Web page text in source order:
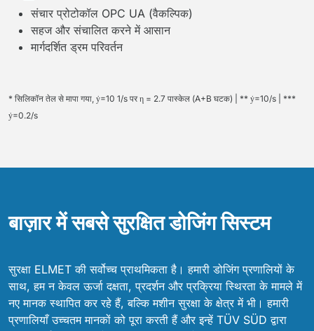
संचार प्रोटोकॉल OPC UA (वैकल्पिक)
सहज और संचालित करने में आसान
मार्गदर्शित ड्रम परिवर्तन
* सिलिकॉन तेल से मापा गया, ẏ=10 1/s पर η = 2.7 पास्केल (A+B घटक) | ** ẏ=10/s | ***
ẏ=0.2/s
बाज़ार में सबसे सुरक्षित डोजिंग सिस्टम
सुरक्षा ELMET की सर्वोच्च प्राथमिकता है। हमारी डोजिंग प्रणालियों के
साथ, हम न केवल ऊर्जा दक्षता, प्रदर्शन और प्रक्रिया स्थिरता के मामले में
नए मानक स्थापित कर रहे हैं, बल्कि मशीन सुरक्षा के क्षेत्र में भी। हमारी
प्रणालियाँ उच्चतम मानकों को पूरा करती हैं और इन्हें TÜV SÜD द्वारा